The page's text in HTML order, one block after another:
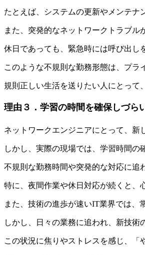
たとえば、 システムの更新やメンテナ
また、突発的なネットワークトラブル
休日であっても、緊急時には呼び出し
このような不規則な勤務形態は、プラ
規則正しい生活を送りたい人にとって
理由３．学習の時間を確保しづら
ネットワークエンジニアにとって、新
しかし、実際の現場では、学習時間の
不規則な勤務時間や突発的な対応に追
特に、夜間作業や休日対応が続くと、
また、技術の進歩が速いIT業界では、
しかし、日々の業務に追われ、新技術
この状況に焦りやストレスを感じ、「